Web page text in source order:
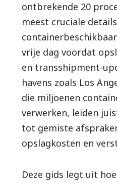
ontbrekende 20
meest cruciale
vrije dag voordat
en transshipment-
havens zoals Los
die miljoenen
verwerken, leiden
tot gemiste
opslagkosten en
Deze gids legt uit